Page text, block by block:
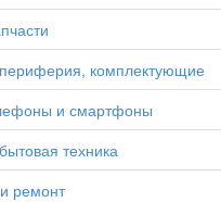
комплектующие
и смартфоны
техника
ремонт